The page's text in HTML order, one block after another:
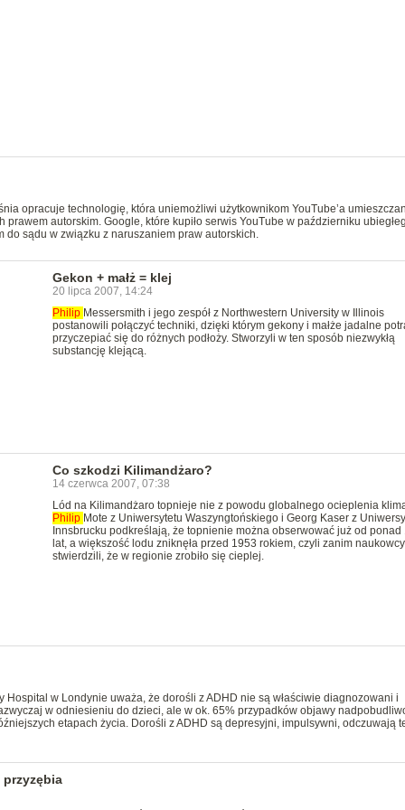
opracuje technologię, która uniemożliwi użytkownikom YouTube’a
prawem autorskim. Google, które kupiło serwis YouTube w październiku
do sądu w związku z naruszaniem praw autorskich.
Gekon + małż = klej
20 lipca 2007, 14:24
Philip Messersmith i jego zespół z Northwestern University w Illinois
postanowili połączyć techniki, dzięki którym gekony i małże jadalne
przyczepiać się do różnych podłoży. Stworzyli w ten sposób niezwykłą
substancję klejącą.
Co szkodzi Kilimandżaro?
14 czerwca 2007, 07:38
Lód na Kilimandżaro topnieje nie z powodu globalnego ocieplenia
Philip Mote z Uniwersytetu Waszyngtońskiego i Georg Kaser z
Innsbrucku podkreślają, że topnienie można obserwować już od ponad
lat, a większość lodu zniknęła przed 1953 rokiem, czyli zanim naukowcy
stwierdzili, że w regionie zrobiło się cieplej.
Hospital w Londynie uważa, że dorośli z ADHD nie są właściwie diagnozowani i
w odniesieniu do dzieci, ale w ok. 65% przypadków objawy
etapach życia. Dorośli z ADHD są depresyjni, impulsywni, odczuwają